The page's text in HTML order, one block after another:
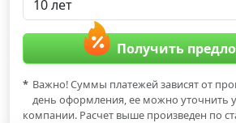
Получить
* Важно! Суммы платежей зависят от
день оформления, ее можно уточнить
компании. Расчет выше произведен по